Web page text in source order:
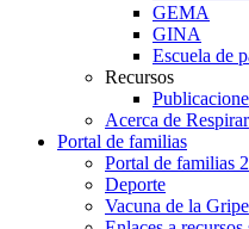
GEMA
GINA
Escuela de
Recursos
Acerca de Respirar
Portal de familias
Portal de familias
Deporte
Vacuna de la Gripe